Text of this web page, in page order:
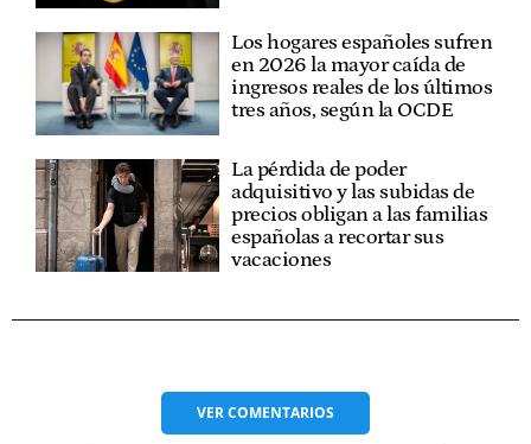
Los hogares españoles sufren
en 2026 la mayor caída de
ingresos reales de los últimos
tres años, según la OCDE
La pérdida de poder
adquisitivo y las subidas de
precios obligan a las familias
españolas a recortar sus
vacaciones
VERCOMENTARIOS